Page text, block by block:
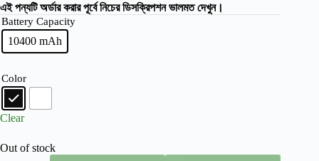
এই পন্যটি অর্ডার করার পূর্বে নিচের ডিসক্রিপশন ভালমত দেখুন।
Battery Capacity
10400 mAh
Color
Clear
Out of stock